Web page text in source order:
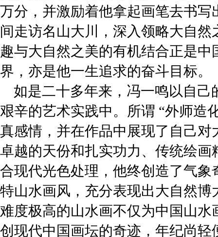
万分，并激励着他拿起画笔去书
间走访名山大川，深入领略大自
趣与大自然之美的有机结合正是
界，亦是他一生追求的奋斗目标。
如是二十多年来，冯一鸣以自己
艰辛的艺术实践中。所谓 “外师造
真感情，并在作品中展现了自己
卓越的天份和扎实功力、传统绘
合现代光色处理，他终创造了气
特山水画风，充分表现出大自然
难度极高的山水画不仅为中国山
创现代中国画坛的奇迹，年纪尚